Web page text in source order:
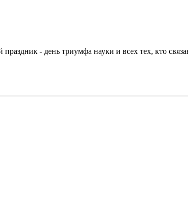
- день триумфа науки и всех тех, кто